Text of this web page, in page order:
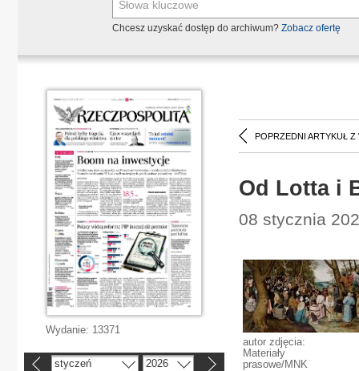
Chcesz uzyskać dostęp do archiwum? Zobacz ofertę
POPRZEDNI ARTYKUŁ Z
Od Lotta i
08 stycznia
autor zdjęcia:
Materiały
prasowe/MNK
Wydanie: 13371
styczeń 2026